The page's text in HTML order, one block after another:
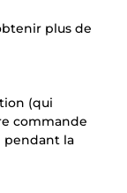
plus de
(qui
commande
pendant la